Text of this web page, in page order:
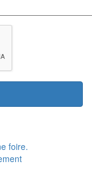
foire.